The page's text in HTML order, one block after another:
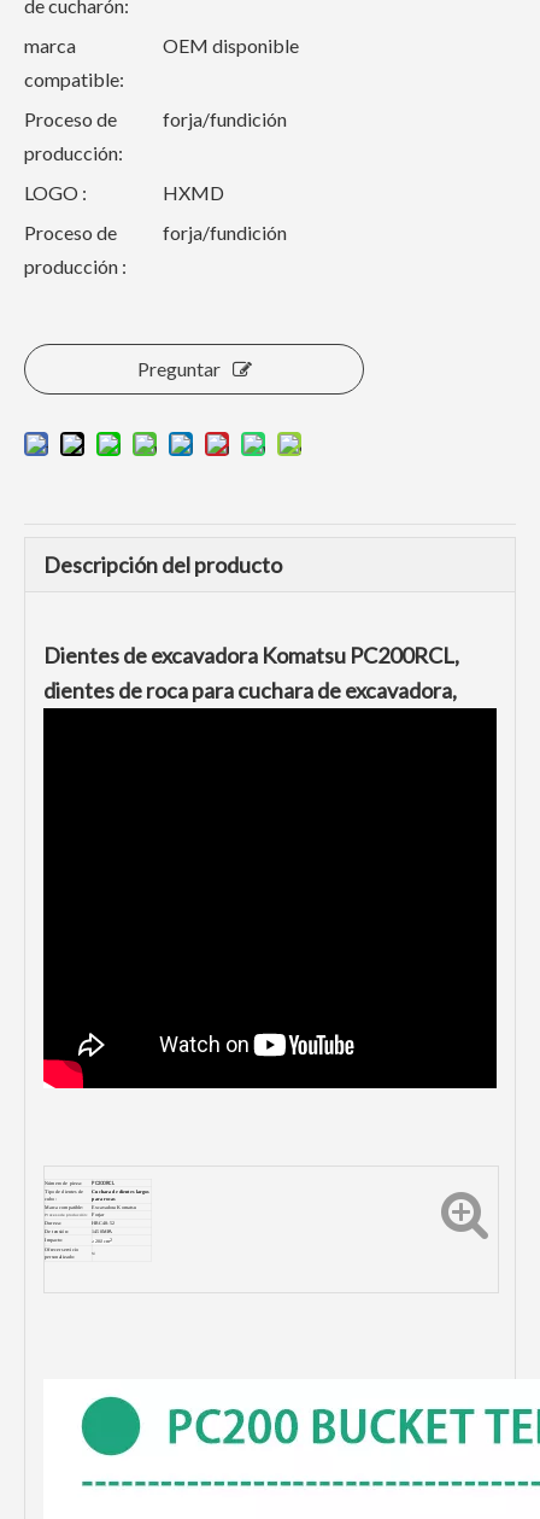
de cucharón:
marca
compatible:
OEM disponible
Proceso de
producción:
forja/fundición
LOGO :
HXMD
Proceso de
producción :
forja/fundición
Preguntar
Descripción del producto
Dientes de excavadora Komatsu PC200RCL,
dientes de roca para cuchara de excavadora,
Número de pieza: PC200RCL
Tipo de dientes de
cubo:
Cuchara de dientes largos
para rocas
Marca compatible: Excavadora Komatsu
Proceso de producción: Forjar
Dureza:
HRC48-52
De tensión:
1450MPA
Impacto:
≥20J/ cm2
Ofrecer servicio
personalizado:
Sí